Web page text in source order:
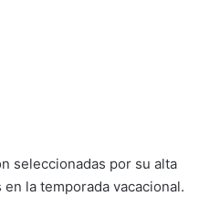
seleccionadas por su alta
la temporada vacacional.